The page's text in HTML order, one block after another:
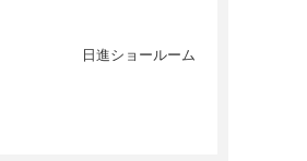
日進ショールーム